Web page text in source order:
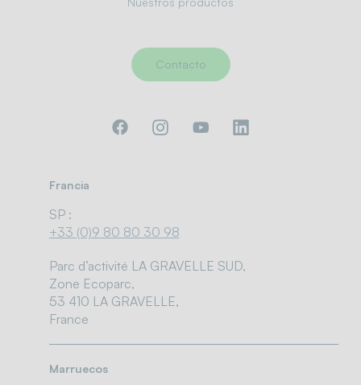
Contacto
Francia
SP :
+33 (0)9 80 80 30 98
Parc d’activité LA GRAVELLE SUD,
Zone Ecoparc,
53 410 LA GRAVELLE,
France
Marruecos